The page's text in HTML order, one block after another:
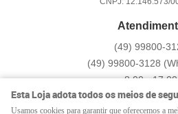
(49) 99800-
(49) 99800-3128
8:00 - 17:00
Esta Loja adota todos os meios de
Usamos cookies para garantir que oferecemos a